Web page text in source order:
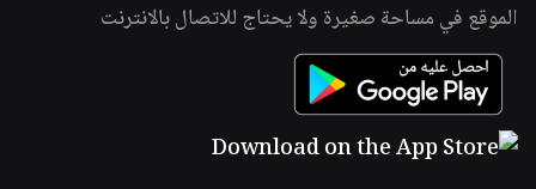
الموقع في مساحة صغيرة ولا يحتاج للاتصال بالانترنت